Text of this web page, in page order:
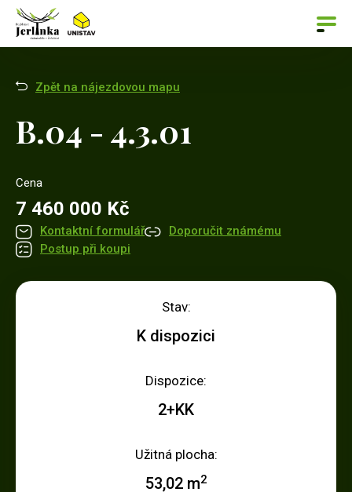
Zpět na nájezdovou mapu
B.04 - 4.3.01
Cena
7 460 000 Kč
Kontaktní formulář
Doporučit známému
Postup při koupi
Stav:
K dispozici
Dispozice:
2+KK
Užitná plocha:
53,02 m2